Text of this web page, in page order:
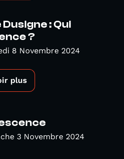
: Qui
?
8 Novembre 2024
plus
3 Novembre 2024